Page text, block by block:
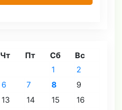
Чт Пт Сб Вс
1
2
6 7 8
9
13 14 15
16